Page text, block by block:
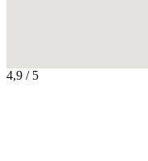
4,9 / 5